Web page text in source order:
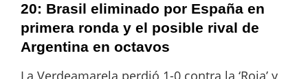
20: Brasil eliminado por España en
primera ronda y el posible rival de
Argentina en octavos
La Verdeamarela perdió 1-0 contra la ‘Roja’ y